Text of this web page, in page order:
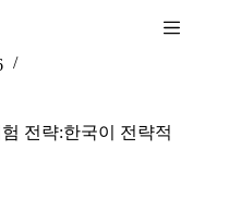
전략:한국이 전략적